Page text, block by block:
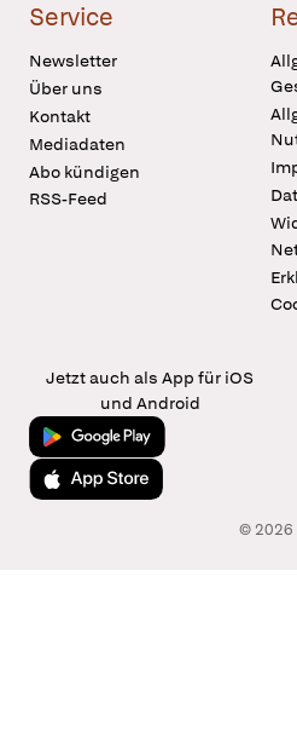
Service
Newsletter
Über uns
Kontakt
Mediadaten
Abo kündigen
RSS-Feed
Jetzt auch als App für iOS
und Android
Jetzt bei Google Play
Laden im App Store
© 2026